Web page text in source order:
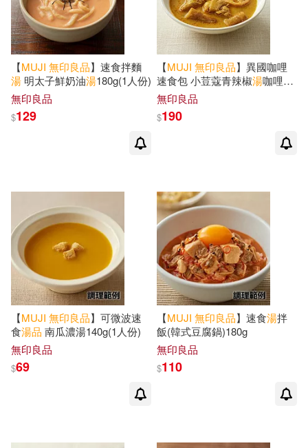
【MUJI 無印良品】速食拌麵
湯 明太子鮮奶油湯180g(1人份)
無印良品
$129
【MUJI 無印良品】異國咖哩
速食包 小荳蔻青辣椒湯咖哩
250g(1人份)
無印良品
$190
【MUJI 無印良品】可微波速
食湯品 南瓜濃湯140g(1人份)
無印良品
$69
【MUJI 無印良品】速食湯拌
飯(韓式豆腐鍋)180g
無印良品
$110